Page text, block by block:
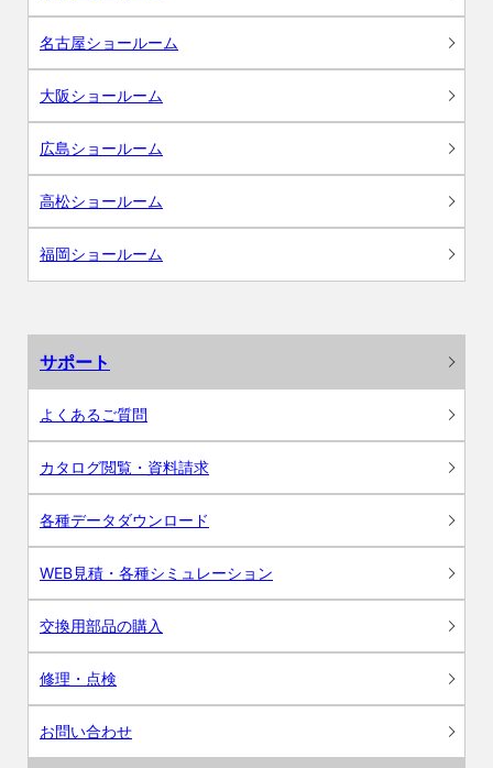
名古屋ショールーム
大阪ショールーム
広島ショールーム
高松ショールーム
福岡ショールーム
サポート
よくあるご質問
カタログ閲覧・資料請求
各種データダウンロード
WEB見積・各種シミュレーション
交換用部品の購入
修理・点検
お問い合わせ